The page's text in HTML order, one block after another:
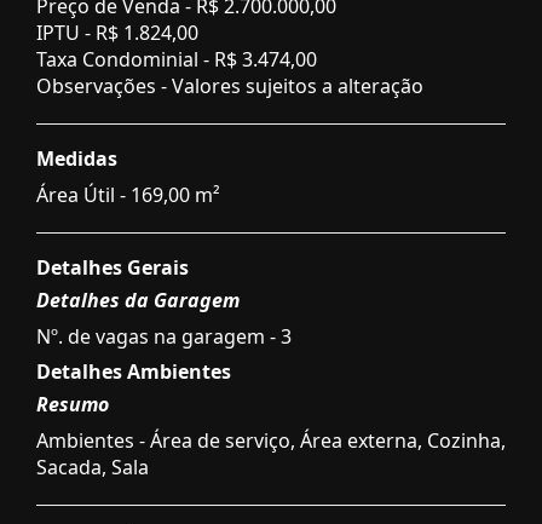
Preço de Venda - R$ 2.700.000,00
IPTU - R$ 1.824,00
Taxa Condominial - R$ 3.474,00
Observações - Valores sujeitos a alteração
Medidas
Área Útil - 169,00 m²
Detalhes Gerais
Detalhes da Garagem
Nº. de vagas na garagem - 3
Detalhes Ambientes
Resumo
Ambientes - Área de serviço, Área externa, Cozinha,
Sacada, Sala